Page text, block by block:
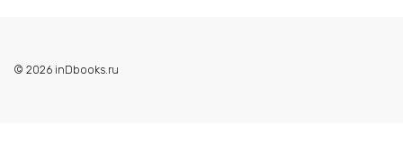
© 2026 inDbooks.ru